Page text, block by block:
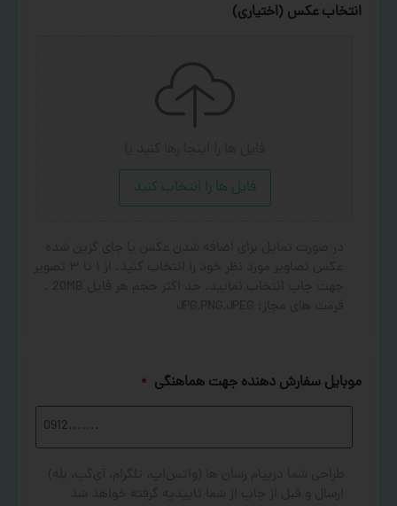
انتخاب عکس (اختیاری)
فایل ها را انتخاب کنید
موبایل سفارش دهنده جهت هماهنگی *